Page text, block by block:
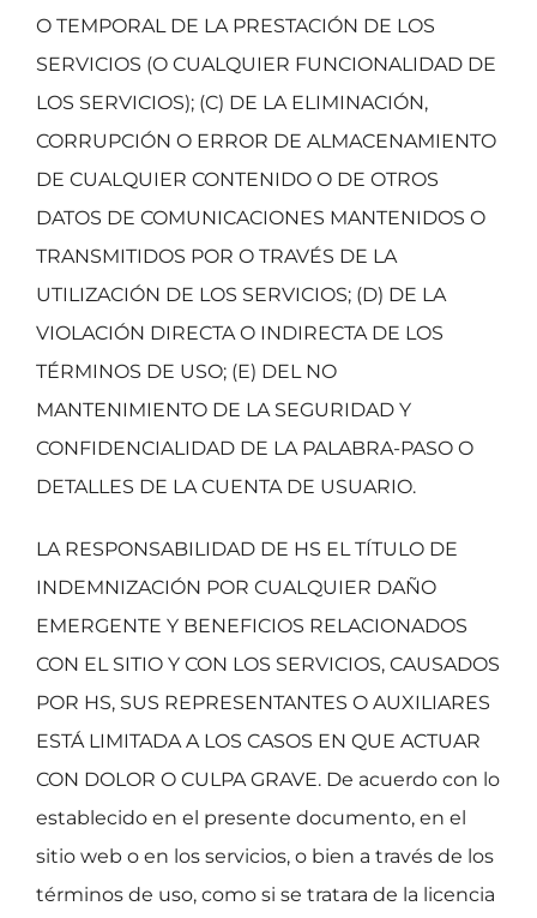
O TEMPORAL DE LA PRESTACIÓN DE LOS
SERVICIOS (O CUALQUIER FUNCIONALIDAD DE
LOS SERVICIOS); (C) DE LA ELIMINACIÓN,
CORRUPCIÓN O ERROR DE ALMACENAMIENTO
DE CUALQUIER CONTENIDO O DE OTROS
DATOS DE COMUNICACIONES MANTENIDOS O
TRANSMITIDOS POR O TRAVÉS DE LA
UTILIZACIÓN DE LOS SERVICIOS; (D) DE LA
VIOLACIÓN DIRECTA O INDIRECTA DE LOS
TÉRMINOS DE USO; (E) DEL NO
MANTENIMIENTO DE LA SEGURIDAD Y
CONFIDENCIALIDAD DE LA PALABRA-PASO O
DETALLES DE LA CUENTA DE USUARIO.
LA RESPONSABILIDAD DE HS EL TÍTULO DE
INDEMNIZACIÓN POR CUALQUIER DAÑO
EMERGENTE Y BENEFICIOS RELACIONADOS
CON EL SITIO Y CON LOS SERVICIOS, CAUSADOS
POR HS, SUS REPRESENTANTES O AUXILIARES
ESTÁ LIMITADA A LOS CASOS EN QUE ACTUAR
CON DOLOR O CULPA GRAVE. De acuerdo con lo
establecido en el presente documento, en el
sitio web o en los servicios, o bien a través de los
términos de uso, como si se tratara de la licencia